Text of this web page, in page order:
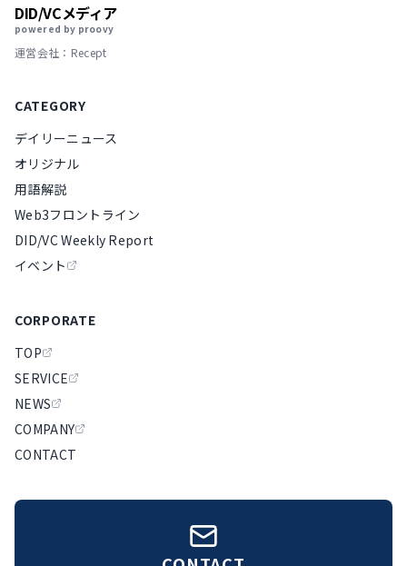
DID/VCメディア
powered by proovy
運営会社：Recept
CATEGORY
デイリーニュース
オリジナル
用語解説
Web3フロントライン
DID/VC Weekly Report
イベント
CORPORATE
TOP
SERVICE
NEWS
COMPANY
CONTACT